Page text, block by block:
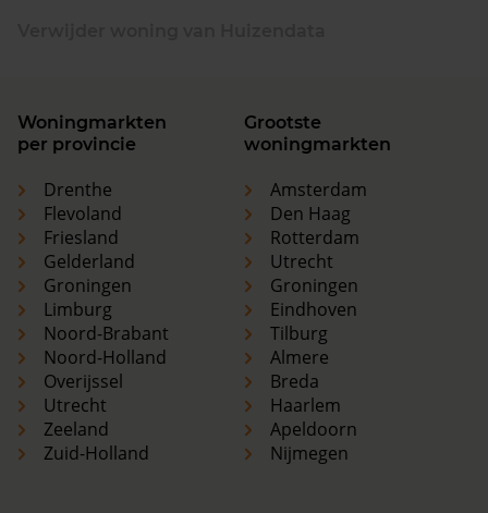
Woningmarkten
per provincie
Drenthe
Flevoland
Friesland
Gelderland
Groningen
Limburg
Noord-Brabant
Noord-Holland
Overijssel
Utrecht
Zeeland
Zuid-Holland
Grootste
woningmarkten
Amsterdam
Den Haag
Rotterdam
Utrecht
Groningen
Eindhoven
Tilburg
Almere
Breda
Haarlem
Apeldoorn
Nijmegen